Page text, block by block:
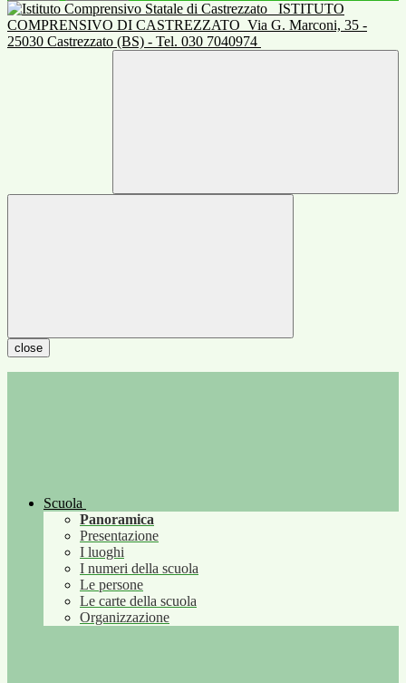
ISTITUTO
COMPRENSIVO DI CASTREZZATO Via G. Marconi, 35 -
25030 Castrezzato (BS) - Tel. 030 7040974
close
Scuola
Panoramica
Presentazione
I luoghi
I numeri della scuola
Le persone
Le carte della scuola
Organizzazione